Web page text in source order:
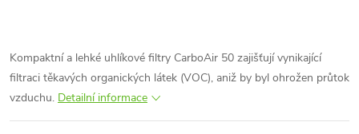
Kompaktní a lehké uhlíkové filtry CarboAir 50 zajišťují vynikající
filtraci těkavých organických látek (VOC), aniž by byl ohrožen průtok
vzduchu. Detailní informace